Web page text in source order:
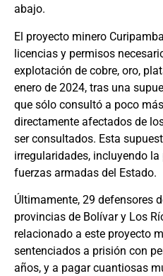
abajo.
El proyecto minero
licencias y permisos
explotación de cobre, oro,
enero de 2024, tras una
que sólo consultó a poco
directamente afectados de
ser consultados. Esta
irregularidades, incluyendo
fuerzas armadas del Estado.
Últimamente, 29 defensores
provincias de Bolívar y Los
relacionado a este proyecto
sentenciados a prisión con
años, y a pagar cuantiosas